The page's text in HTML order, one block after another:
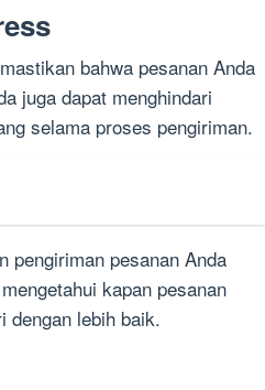
bahwa pesanan Anda
juga dapat menghindari
selama proses pengiriman.
pengiriman pesanan Anda
kapan pesanan
dengan lebih baik.